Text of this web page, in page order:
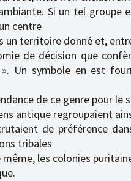
Si un tel groupe
centre
un territoire donné et,
de décision que
Un symbole en est
de ce genre pour le
antique regroupaient
de préférence
tribales
les colonies